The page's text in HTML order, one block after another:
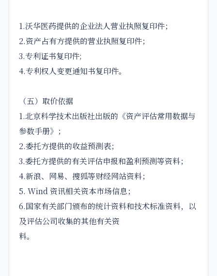
1.沃华医药提供的企业法人营业执照复印件；
2.资产占有方提供的营业执照复印件；
3.专利证书复印件;
4.专利权人变更通知书复印件。
（五）取价依据
1.北京科学技术出版社出版的《资产评估常用数据与
参数手册》；
2.委托方提供的收益预测表；
3.委托方提供的有关评估申报和盈利预测等资料；
4.新浪、网易、搜狐等财经网站资料；
5. Wind 资讯相关资本市场信息；
6.国家有关部门颁布的统计资料和技术标准资料，以
及评估公司收集的其他有关资
料。